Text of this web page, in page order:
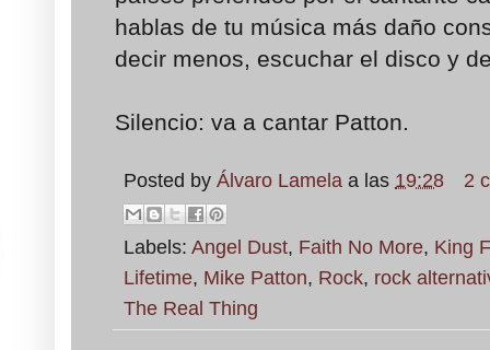
hablas de tu música más daño
decir menos, escuchar el disco y
Silencio: va a cantar Patton.
Posted by Álvaro Lamela a las 19:28 2
Labels: Angel Dust, Faith No More, King
Lifetime, Mike Patton, Rock, rock
The Real Thing